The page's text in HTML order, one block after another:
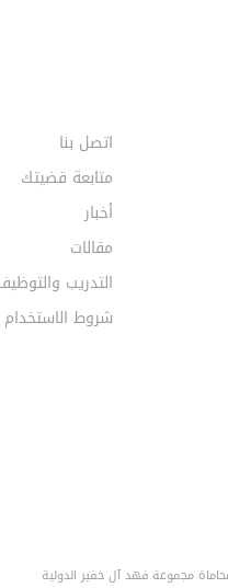
اتصل بنا
متابعة قضيتك
أخبار
مقالات
التدريب
شروط الاستخدام
مجموعة فهد آل خفير الدولية